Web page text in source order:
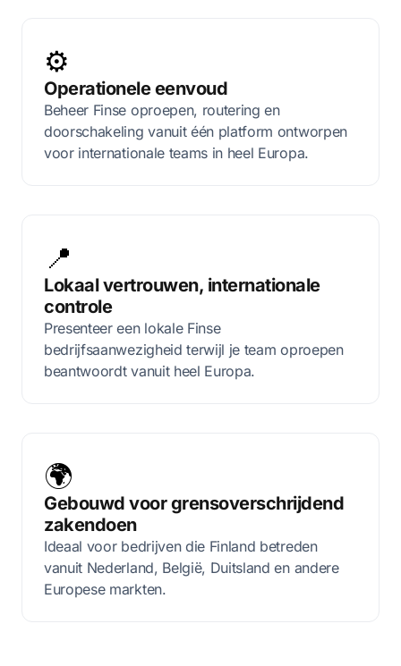
⚙️
Operationele eenvoud
Beheer Finse oproepen, routering en
doorschakeling vanuit één platform ontworpen
voor internationale teams in heel Europa.
📍
Lokaal vertrouwen, internationale
controle
Presenteer een lokale Finse
bedrijfsaanwezigheid terwijl je team oproepen
beantwoordt vanuit heel Europa.
🌍
Gebouwd voor grensoverschrijdend
zakendoen
Ideaal voor bedrijven die Finland betreden
vanuit Nederland, België, Duitsland en andere
Europese markten.